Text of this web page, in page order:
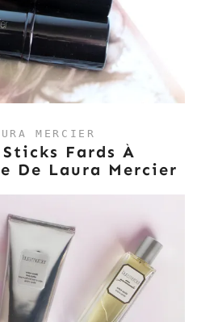
MERCIER
Fards À
De Laura Mercier